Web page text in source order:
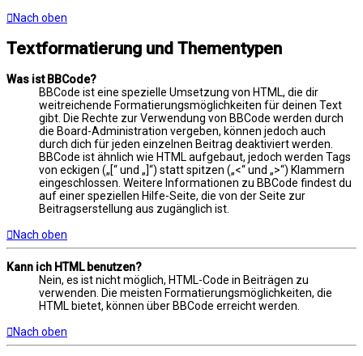
Nach oben
Textformatierung und Thementypen
Was ist BBCode?
BBCode ist eine spezielle Umsetzung von HTML, die dir
weitreichende Formatierungsmöglichkeiten für deinen Text
gibt. Die Rechte zur Verwendung von BBCode werden durch
die Board-Administration vergeben, können jedoch auch
durch dich für jeden einzelnen Beitrag deaktiviert werden.
BBCode ist ähnlich wie HTML aufgebaut, jedoch werden Tags
von eckigen („[“ und „]“) statt spitzen („<“ und „>“) Klammern
eingeschlossen. Weitere Informationen zu BBCode findest du
auf einer speziellen Hilfe-Seite, die von der Seite zur
Beitragserstellung aus zugänglich ist.
Nach oben
Kann ich HTML benutzen?
Nein, es ist nicht möglich, HTML-Code in Beiträgen zu
verwenden. Die meisten Formatierungsmöglichkeiten, die
HTML bietet, können über BBCode erreicht werden.
Nach oben